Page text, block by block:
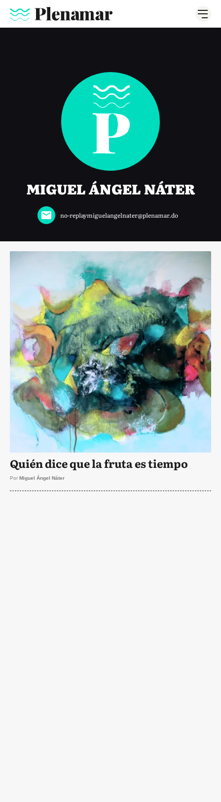
MIGUEL ÁNGEL NÁTER
no-replaymiguelangelnater@plenamar.do
Quién dice que la fruta es tiempo
Por Miguel Ángel Náter